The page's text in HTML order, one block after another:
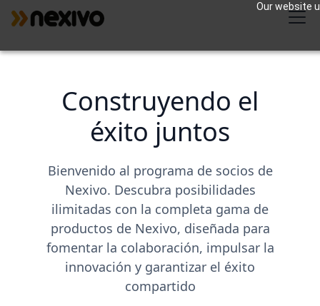
Our website
Construyendo el
éxito juntos
Bienvenido al programa de socios de
Nexivo. Descubra posibilidades
ilimitadas con la completa gama de
productos de Nexivo, diseñada para
fomentar la colaboración, impulsar la
innovación y garantizar el éxito
compartido